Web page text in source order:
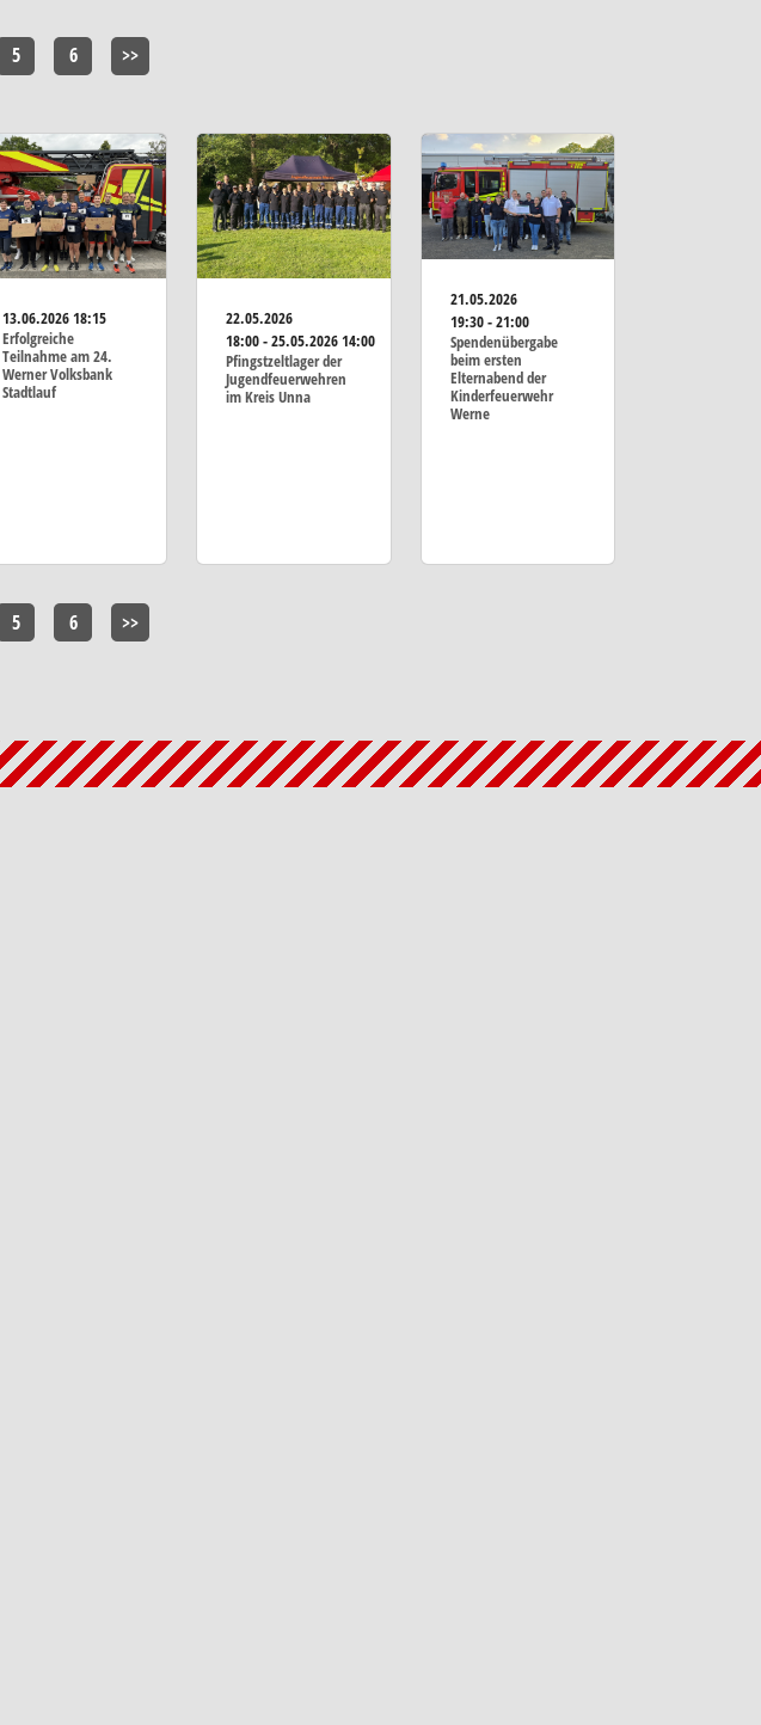
5 6 >>
13.06.202618:15
Erfolgreiche
Teilnahme am 24.
Werner Volksbank
Stadtlauf
22.05.2026
18:00 - 25.05.2026 14:00
Pfingstzeltlager der
Jugendfeuerwehren
im Kreis Unna
21.05.2026
19:30 - 21:00
Spendenübergabe
beim ersten
Elternabend der
Kinderfeuerwehr
Werne
5 6 >>